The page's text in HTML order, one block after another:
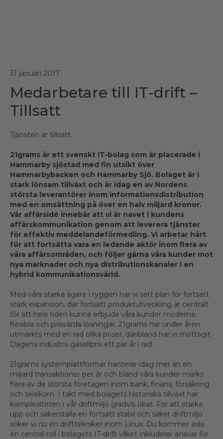
31 januari 2017
Medarbetare till IT-drift –
Tillsatt
Tjänsten är tillsatt.
21grams är ett svenskt IT-bolag som är placerade i
Hammarby sjöstad med fin utsikt över
Hammarbybacken och Hammarby Sjö. Bolaget är i
stark lönsam tillväxt och är idag en av Nordens
största leverantörer inom informationsdistribution
med en omsättning på över en halv miljard kronor.
Vår affärsidé innebär att vi är navet i kundens
affärskommunikation genom att leverera tjänster
för effektiv meddelandeförmedling. Vi arbetar hårt
för att fortsätta vara en ledande aktör inom flera av
våra affärsområden, och följer gärna våra kunder mot
nya marknader och nya distributionskanaler i en
hybrid kommunikationsvärld.
Med våra starka ägare i ryggen har vi satt plan för fortsatt
stark expansion, där fortsatt produktutveckling är centralt
för att hela tiden kunna erbjuda våra kunder moderna,
flexibla och prisvärda lösningar. 21grams har under åren
utmärkts med en rad olika priser, däribland har vi mottagit
Dagens industris gasellpris ett par år i rad.
21grams systemplattformar hanterar idag mer än en
miljard transaktioner per år och bland våra kunder märks
flera av de största företagen inom bank, finans, försäkring
och telekom. I takt med bolagets historiska tillväxt har
komplexiteten i vår driftmiljö gradvis ökat. För att stärka
upp och säkerställa en fortsatt stabil och säker driftmiljö
söker vi nu en drifttekniker inom Linux. Du kommer axla
en central roll i bolagets IT-drift vilket inkluderar ansvar för